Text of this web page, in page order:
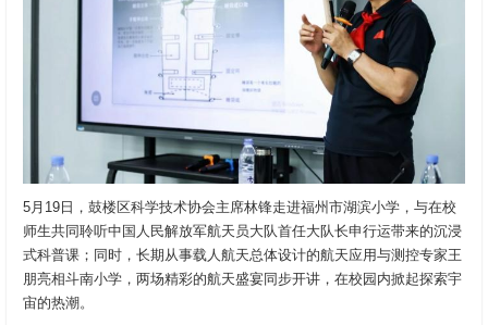
5月19日，鼓楼区科学技术协会主席林锋走进福州市湖滨小学，与在校
师生共同聆听中国人民解放军航天员大队首任大队长申行运带来的沉浸
式科普课；同时，长期从事载人航天总体设计的航天应用与测控专家王
朋亮相斗南小学，两场精彩的航天盛宴同步开讲，在校园内掀起探索宇
宙的热潮。